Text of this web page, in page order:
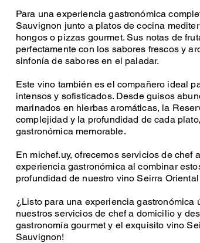
Para una experiencia gastronómica
Sauvignon junto a platos de cocina
hongos o pizzas gourmet. Sus notas de
perfectamente con los sabores frescos y
sinfonía de sabores en el paladar.
Este vino también es el compañero ideal
intensos y sofisticados. Desde guisos
marinados en hierbas aromáticas, la
complejidad y la profundidad de cada
gastronómica memorable.
En michef.uy, ofrecemos servicios de chef
experiencia gastronómica al combinar
profundidad de nuestro vino Seirra
¿Listo para una experiencia gastronómica
nuestros servicios de chef a domicilio y
gastronomía gourmet y el exquisito vino
Sauvignon!